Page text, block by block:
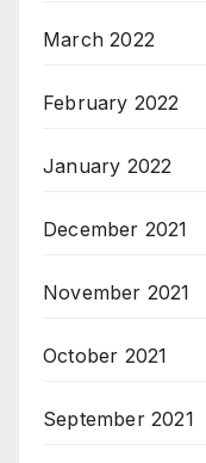
March 2022
February 2022
January 2022
December 2021
November 2021
October 2021
September 2021